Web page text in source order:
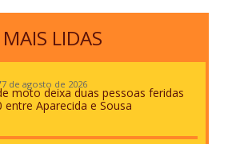
MAIS LIDAS
7 de agosto de 2026
moto deixa duas pessoas feridas
entre Aparecida e Sousa